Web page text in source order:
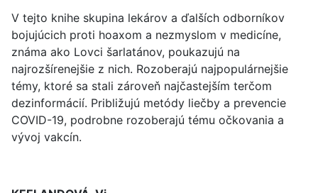
V tejto knihe skupina lekárov a ďalších odborníkov
bojujúcich proti hoaxom a nezmyslom v medicíne,
známa ako Lovci šarlatánov, poukazujú na
najrozšírenejšie z nich. Rozoberajú najpopulárnejšie
témy, ktoré sa stali zároveň najčastejším terčom
dezinformácií. Približujú metódy liečby a prevencie
COVID-19, podrobne rozoberajú tému očkovania a
vývoj vakcín.